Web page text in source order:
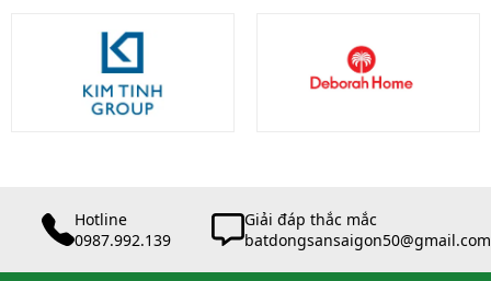
Hotline
0987.992.139
Giải đáp thắc mắc
batdongsansaigon50@gmail.com